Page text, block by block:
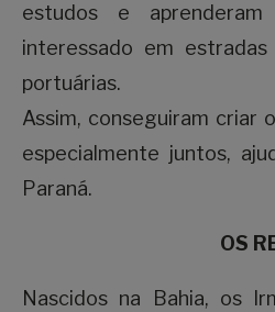
estudos e
interessado em
portuárias.
Assim, conseguiram criar
especialmente juntos,
Paraná.
OS
Nascidos na Bahia, os